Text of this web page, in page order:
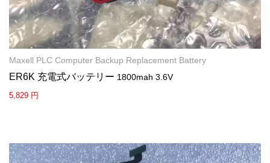
Maxell PLC Computer Backup Replacement Battery
ER6K 充電式バッテリー 1800mah 3.6V
5,829 円